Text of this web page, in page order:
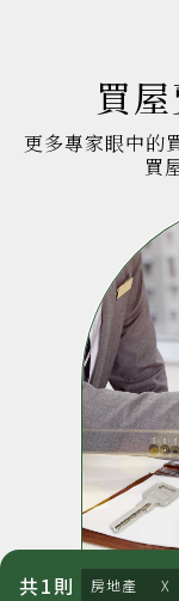
買
更多專家眼中的
買
共1則 房地產